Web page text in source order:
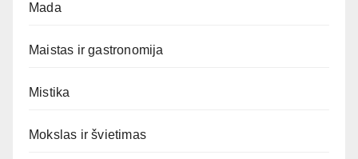
Mada
Maistas ir gastronomija
Mistika
Mokslas ir švietimas